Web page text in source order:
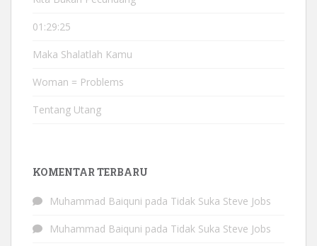
01:29:25
Maka Shalatlah Kamu
Woman = Problems
Tentang Utang
KOMENTAR TERBARU
Muhammad Baiquni pada Tidak Suka Steve Jobs
Muhammad Baiquni pada Tidak Suka Steve Jobs